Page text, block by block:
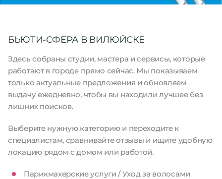
БЬЮТИ-СФЕРА В ВИЛЮЙСКЕ
Здесь собраны студии, мастера и сервисы, которые
работают в городе прямо сейчас. Мы показываем
только актуальные предложения и обновляем
выдачу ежедневно, чтобы вы находили лучшее без
лишних поисков.
Выберите нужную категорию и переходите к
специалистам, сравнивайте отзывы и ищите удобную
локацию рядом с домом или работой.
Парикмахерские услуги / Уход за волосами